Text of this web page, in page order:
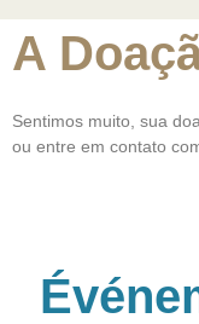
A
Sentimos muito, sua
ou entre em contato